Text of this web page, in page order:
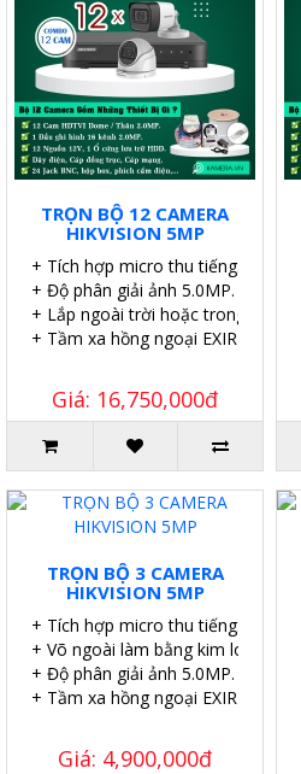
TRỌN BỘ 12 CAMERA
HIKVISION 5MP
+ Tích hợp micro thu tiếng.
+ Độ phân giải ảnh 5.0MP.
+ Lắp ngoài trời hoặc trong nhà.
+ Tầm xa hồng ngoại EXIR 20m.
Giá: 16,750,000đ
TRỌN BỘ 3 CAMERA
HIKVISION 5MP
+ Tích hợp micro thu tiếng.
+ Võ ngoài làm bằng kim loại.
+ Độ phân giải ảnh 5.0MP.
+ Tầm xa hồng ngoại EXIR 20m.
Giá: 4,900,000đ